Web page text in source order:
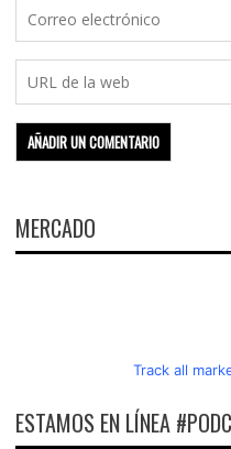
MERCADO
Track all
ESTAMOS EN LÍNEA